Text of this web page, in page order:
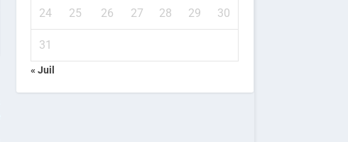
24 25 26 27 28 29 30
31
« Juil